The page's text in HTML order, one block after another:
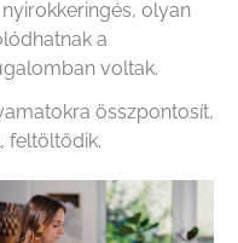
olyan
a
voltak.
összpontosít,
feltöltődik.